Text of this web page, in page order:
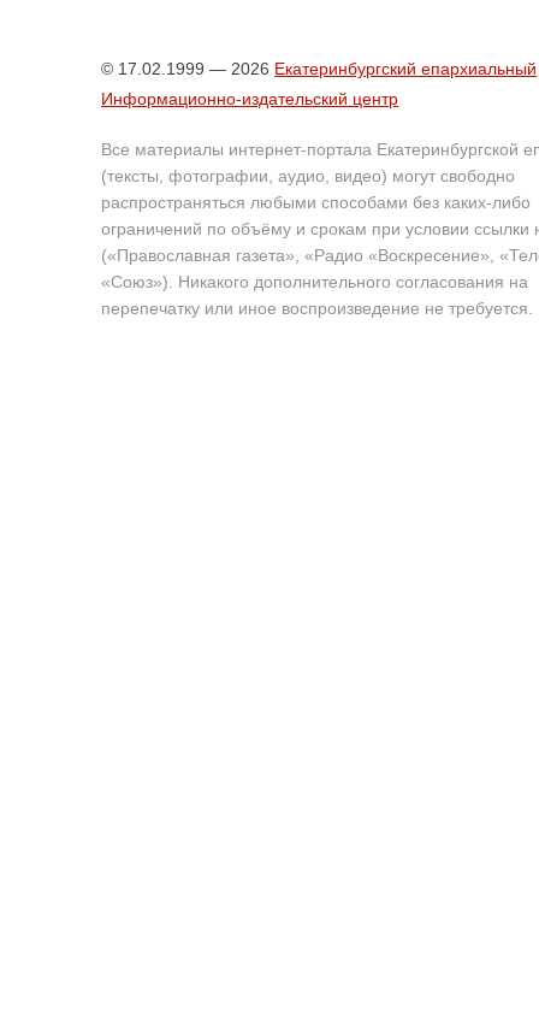
© 17.02.1999 — 2026 Екатеринбургский епархиальный
Информационно-издательский центр
Все материалы интернет-портала Екатеринбургской
(тексты, фотографии, аудио, видео) могут свободно
распространяться любыми способами без каких-либо
ограничений по объёму и срокам при условии ссылки
(«Православная газета», «Радио «Воскресение»,
«Союз»). Никакого дополнительного согласования на
перепечатку или иное воспроизведение не требуется.